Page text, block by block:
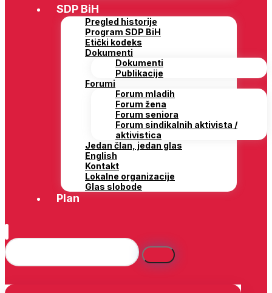
SDP BiH
Pregled historije
Program SDP BiH
Etički kodeks
Dokumenti
Dokumenti
Publikacije
Forumi
Forum mladih
Forum žena
Forum seniora
Forum sindikalnih aktivista /
aktivistica
Jedan član, jedan glas
English
Kontakt
Lokalne organizacije
Glas slobode
Plan